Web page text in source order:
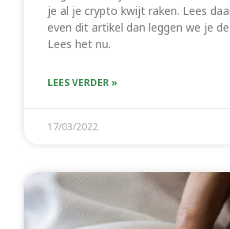
je al je crypto kwijt raken. Lees
even dit artikel dan leggen we je
Lees het nu.
LEES VERDER »
17/03/2022